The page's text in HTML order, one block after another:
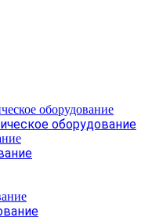
оборудование